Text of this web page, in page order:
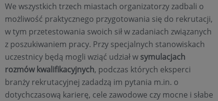
We wszystkich trzech miastach organizatorzy zadbali o
możliwość praktycznego przygotowania się do rekrutacji,
w tym przetestowania swoich sił w zadaniach związanych
z poszukiwaniem pracy. Przy specjalnych stanowiskach
uczestnicy będą mogli wziąć udział w symulacjach
rozmów kwalifikacyjnych, podczas których eksperci
branży rekrutacyjnej zadadzą im pytania m.in. o
dotychczasową karierę, cele zawodowe czy mocne i słabe